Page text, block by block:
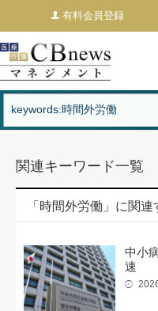
有料会員登録
関連キーワード一覧
「時間外労働」に関
中小
速